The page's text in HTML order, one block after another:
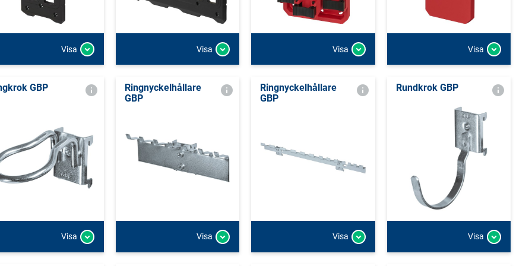
Visa Visa Visa Visa
GBP
Visa
Ringnyckelhållare
GBP
Visa
Ringnyckelhållare
GBP
Visa
Rundkrok GBP
Visa